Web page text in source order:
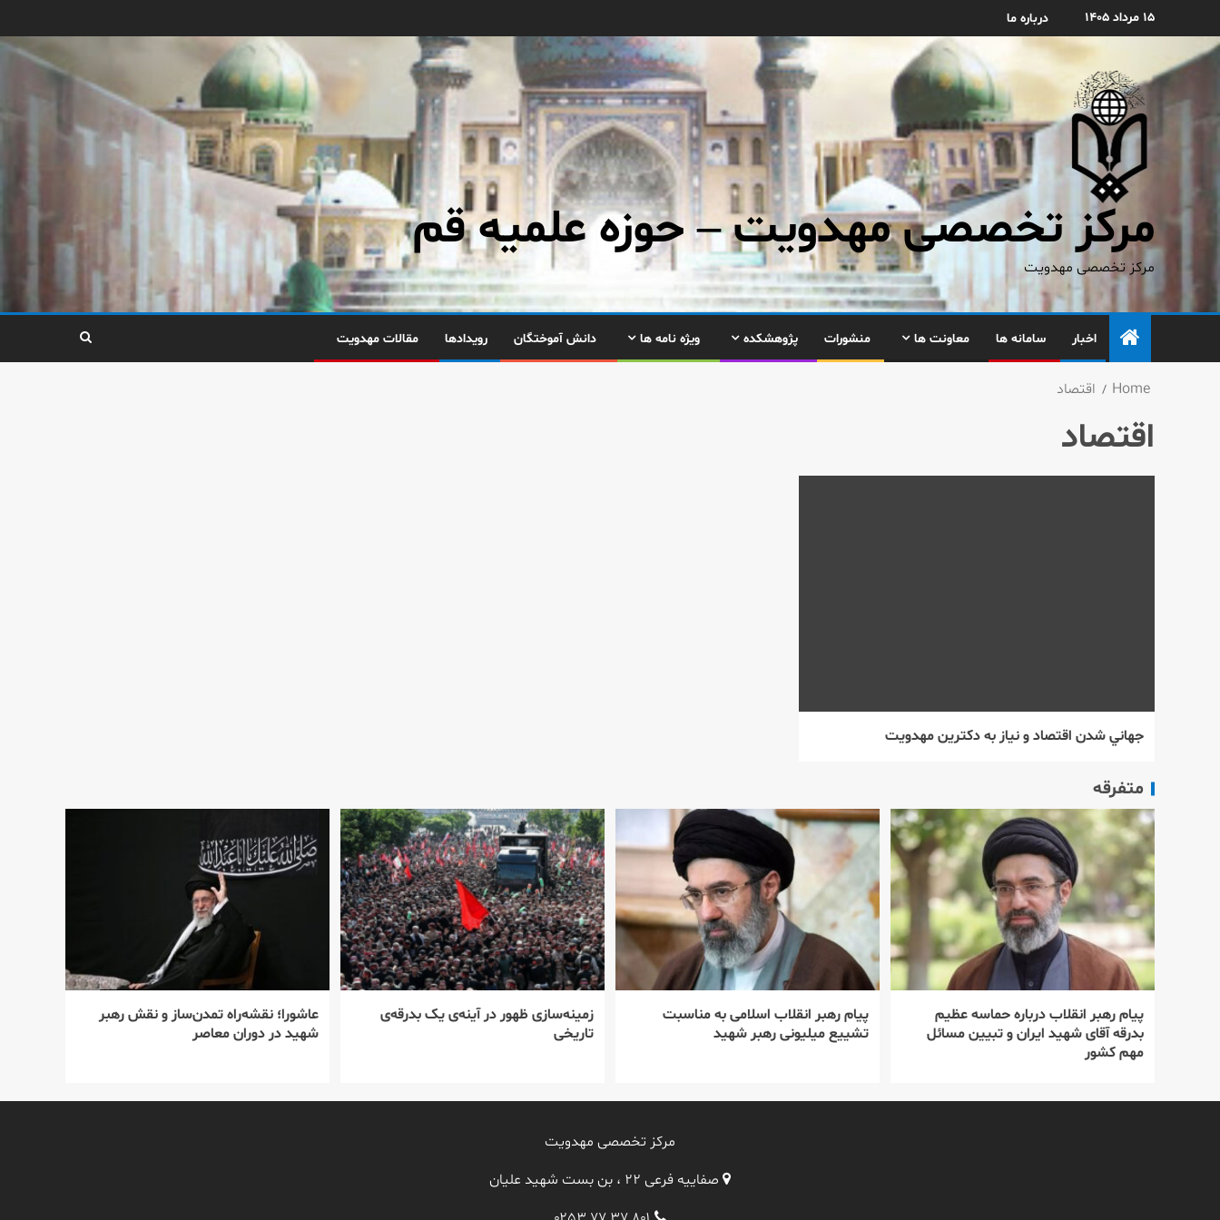
۱۵ مرداد ۱۴۰۵ درباره ما
مرکز تخصصی مهدویت – حوزه علمیه قم
مرکز تخصصی مهدویت
اخبار سامانه ها معاونت ها منشورات پژوهشکده ویژه نامه ها دانش آموختگان رویدادها مقالات مهدویت
Home اقتصاد
اقتصاد
جهاني شدن اقتصاد و نياز به دكترين مهدويت
متفرقه
پیام رهبر انقلاب درباره حماسه عظیم
بدرقه آقای شهید ایران و تبیین مسائل
مهم کشور
پیام رهبر انقلاب اسلامی به مناسبت
تشییع میلیونی رهبر شهید
زمینه‌سازی ظهور در آینه‌ی یک بدرقه‌ی
تاریخی
عاشورا؛ نقشه‌راه تمدن‌ساز و نقش رهبر
شهید در دوران معاصر
مرکز تخصصی مهدویت
صفاییه فرعی ۲۲ ، بن بست شهید علیان